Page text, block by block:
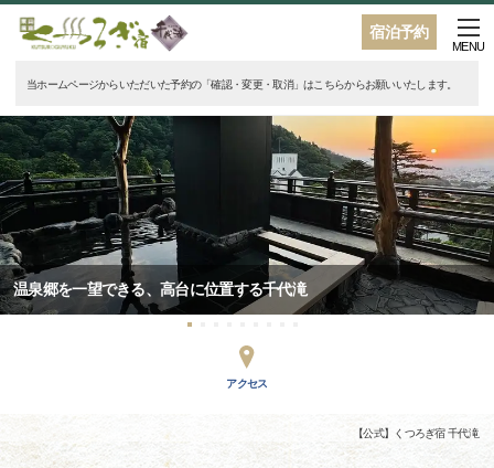
宿泊予約
MENU
当ホームページからいただいた予約の「確認・変更・取消」はこちらからお願いいたします。
温泉郷を一望できる、高台に位置する千代滝
アクセス
【公式】くつろぎ宿 千代滝